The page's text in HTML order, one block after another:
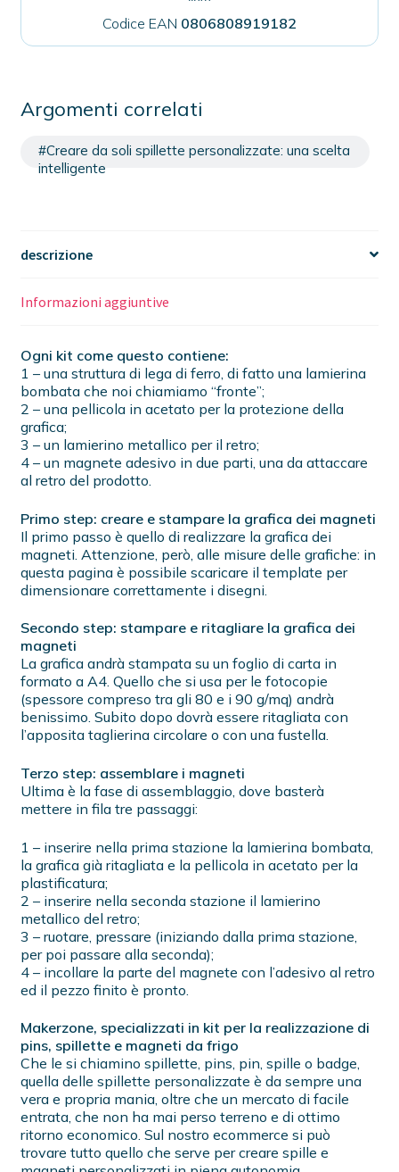
Codice EAN 0806808919182
Argomenti correlati
#Creare da soli spillette personalizzate: una scelta
intelligente
descrizione
Informazioni aggiuntive
Ogni kit come questo contiene:
1 – una struttura di lega di ferro, di fatto una lamierina
bombata che noi chiamiamo “fronte”;
2 – una pellicola in acetato per la protezione della
grafica;
3 – un lamierino metallico per il retro;
4 – un magnete adesivo in due parti, una da attaccare
al retro del prodotto.
Primo step: creare e stampare la grafica dei magneti
Il primo passo è quello di realizzare la grafica dei
magneti. Attenzione, però, alle misure delle grafiche: in
questa pagina è possibile scaricare il template per
dimensionare correttamente i disegni.
Secondo step: stampare e ritagliare la grafica dei
magneti
La grafica andrà stampata su un foglio di carta in
formato a A4. Quello che si usa per le fotocopie
(spessore compreso tra gli 80 e i 90 g/mq) andrà
benissimo. Subito dopo dovrà essere ritagliata con
l’apposita taglierina circolare o con una fustella.
Terzo step: assemblare i magneti
Ultima è la fase di assemblaggio, dove basterà
mettere in fila tre passaggi:
1 – inserire nella prima stazione la lamierina bombata,
la grafica già ritagliata e la pellicola in acetato per la
plastificatura;
2 – inserire nella seconda stazione il lamierino
metallico del retro;
3 – ruotare, pressare (iniziando dalla prima stazione,
per poi passare alla seconda);
4 – incollare la parte del magnete con l’adesivo al retro
ed il pezzo finito è pronto.
Makerzone, specializzati in kit per la realizzazione di
pins, spillette e magneti da frigo
Che le si chiamino spillette, pins, pin, spille o badge,
quella delle spillette personalizzate è da sempre una
vera e propria mania, oltre che un mercato di facile
entrata, che non ha mai perso terreno e di ottimo
ritorno economico. Sul nostro ecommerce si può
trovare tutto quello che serve per creare spille e